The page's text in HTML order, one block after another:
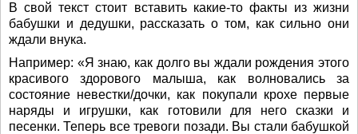
В свой текст стоит вставить какие-то факты из жизни
бабушки и дедушки, рассказать о том, как сильно они
ждали внука.
Например: «Я знаю, как долго вы ждали рождения этого
красивого здорового малыша, как волновались за
состояние невестки/дочки, как покупали крохе первые
наряды и игрушки, как готовили для него сказки и
песенки. Теперь все тревоги позади. Вы стали бабушкой